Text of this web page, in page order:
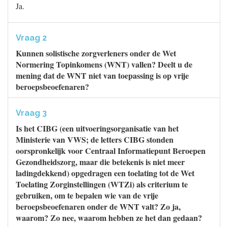
Ja.
Vraag 2
Kunnen solistische zorgverleners onder de Wet
Normering Topinkomens (WNT) vallen? Deelt u de
mening dat de WNT niet van toepassing is op vrije
beroepsbeoefenaren?
Vraag 3
Is het CIBG (een uitvoeringsorganisatie van het
Ministerie van VWS; de letters CIBG stonden
oorspronkelijk voor Centraal Informatiepunt Beroepen
Gezondheidszorg, maar die betekenis is niet meer
ladingdekkend) opgedragen een toelating tot de Wet
Toelating Zorginstellingen (WTZi) als criterium te
gebruiken, om te bepalen wie van de vrije
beroepsbeoefenaren onder de WNT valt? Zo ja,
waarom? Zo nee, waarom hebben ze het dan gedaan?